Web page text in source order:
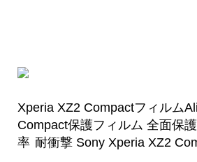
Xperia XZ2 Compactフィルム
Compact保護フィルム 全面保
率 耐衝撃 Sony Xperia XZ2